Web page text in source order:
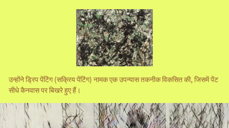
उन्होंने ड्रिप पेंटिंग (सक्रिय पेंटिंग) नामक एक उपन्यास तकनीक विकसित की, जिसमें पेंट
सीधे कैनवास पर बिखरे हुए हैं।